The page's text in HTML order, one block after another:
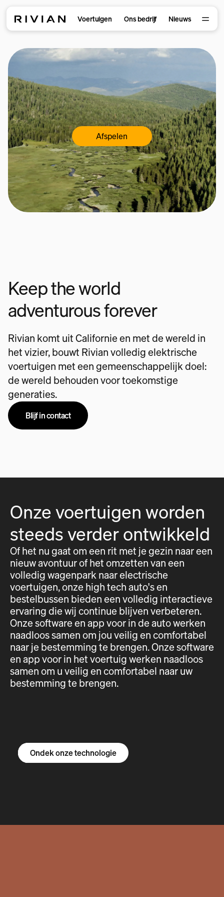
Voertuigen Ons bedrijf Nieuws
Afspelen
Keep the world
adventurous forever
Rivian komt uit Californie en met de wereld in
het vizier, bouwt Rivian volledig elektrische
voertuigen met een gemeenschappelijk doel:
de wereld behouden voor toekomstige
generaties.
Blijf in contact
Onze voertuigen worden
steeds verder ontwikkeld
Of het nu gaat om een rit met je gezin naar een
nieuw avontuur of het omzetten van een
volledig wagenpark naar electrische
voertuigen, onze high tech auto's en
bestelbussen bieden een volledig interactieve
ervaring die wij continue blijven verbeteren.
Onze software en app voor in de auto werken
naadloos samen om jou veilig en comfortabel
naar je bestemming te brengen. Onze software
en app voor in het voertuig werken naadloos
samen om u veilig en comfortabel naar uw
bestemming te brengen.
Ontdek de R1S
Ontdek de R1T
Ontdek de bestelbus
Ondek onze technologie